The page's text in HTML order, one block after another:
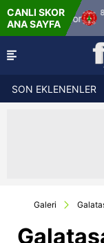
CANLI SKOR
ANA SAYFA
- Cum
Mardin
SON EKLENENLER
Galeri